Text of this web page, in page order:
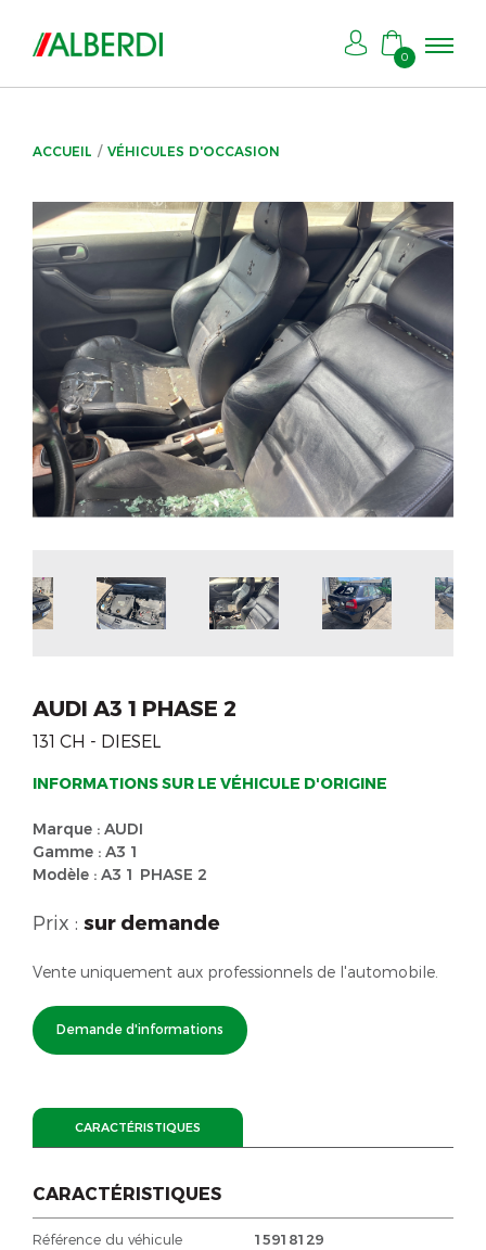
0
ACCUEIL VÉHICULES D'OCCASION
AUDI A3 1 PHASE 2
131 CH - DIESEL
INFORMATIONS SUR LE VÉHICULE D'ORIGINE
Marque : AUDI
Gamme : A3 1
Modèle : A3 1 PHASE 2
Prix : sur demande
Vente uniquement aux professionnels de l'automobile.
Demande d'informations
CARACTÉRISTIQUES
CARACTÉRISTIQUES
Référence du véhicule 15918129